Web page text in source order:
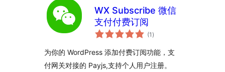
WX Subscribe 微信
支付付费订阅
(1 общо
оценки
)
为你的 WordPress 添加付费订阅功能，支
付网关对接的 Payjs,支持个人用户注册。